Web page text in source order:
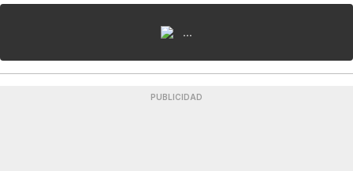
...
PUBLICIDAD